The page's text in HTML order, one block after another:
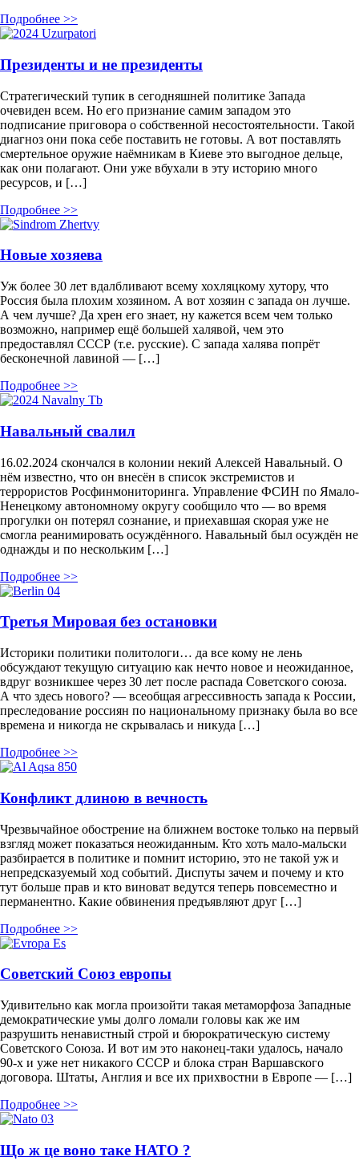
Подробнее >>
Президенты и не президенты
Стратегический тупик в сегодняшней политике Запада
очевиден всем. Но его признание самим западом это
подписание приговора о собственной несостоятельности. Такой
диагноз они пока себе поставить не готовы. А вот поставлять
смертельное оружие наёмникам в Киеве это выгодное дельце,
как они полагают. Они уже вбухали в эту историю много
ресурсов, и […]
Подробнее >>
Новые хозяева
Уж более 30 лет вдалбливают всему хохляцкому хутору, что
Россия была плохим хозяином. А вот хозяин с запада он лучше.
А чем лучше? Да хрен его знает, ну кажется всем чем только
возможно, например ещё большей халявой, чем это
предоставлял СССР (т.е. русские). С запада халява попрёт
бесконечной лавиной — […]
Подробнее >>
Навальный свалил
16.02.2024 скончался в колонии некий Алексей Навальный. О
нём известно, что он внесён в список экстремистов и
террористов Росфинмониторинга. Управление ФСИН по Ямало-
Ненецкому автономному округу сообщило что — во время
прогулки он потерял сознание, и приехавшая скорая уже не
смогла реанимировать осуждённого. Навальный был осуждён не
однажды и по нескольким […]
Подробнее >>
Третья Мировая без остановки
Историки политики политологи… да все кому не лень
обсуждают текущую ситуацию как нечто новое и неожиданное,
вдруг возникшее через 30 лет после распада Советского союза.
А что здесь нового? — всеобщая агрессивность запада к России,
преследование россиян по национальному признаку была во все
времена и никогда не скрывалась и никуда […]
Подробнее >>
Конфликт длиною в вечность
Чрезвычайное обострение на ближнем востоке только на первый
взгляд может показаться неожиданным. Кто хоть мало-мальски
разбирается в политике и помнит историю, это не такой уж и
непредсказуемый ход событий. Диспуты зачем и почему и кто
тут больше прав и кто виноват ведутся теперь повсеместно и
перманентно. Какие обвинения предъявляют друг […]
Подробнее >>
Советский Союз европы
Удивительно как могла произойти такая метаморфоза Западные
демократические умы долго ломали головы как же им
разрушить ненавистный строй и бюрократическую систему
Советского Союза. И вот им это наконец-таки удалось, начало
90-х и уже нет никакого СССР и блока стран Варшавского
договора. Штаты, Англия и все их прихвостни в Европе — […]
Подробнее >>
Що ж це воно таке НАТО ?